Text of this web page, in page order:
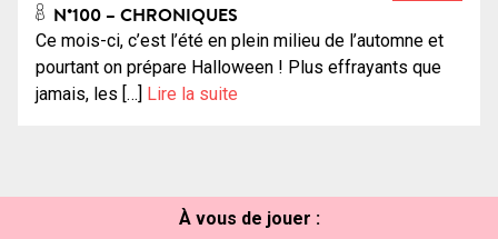
N°100 – CHRONIQUES
Ce mois-ci, c’est l’été en plein milieu de l’automne et
pourtant on prépare Halloween ! Plus effrayants que
jamais, les […] Lire la suite
À vous de jouer :